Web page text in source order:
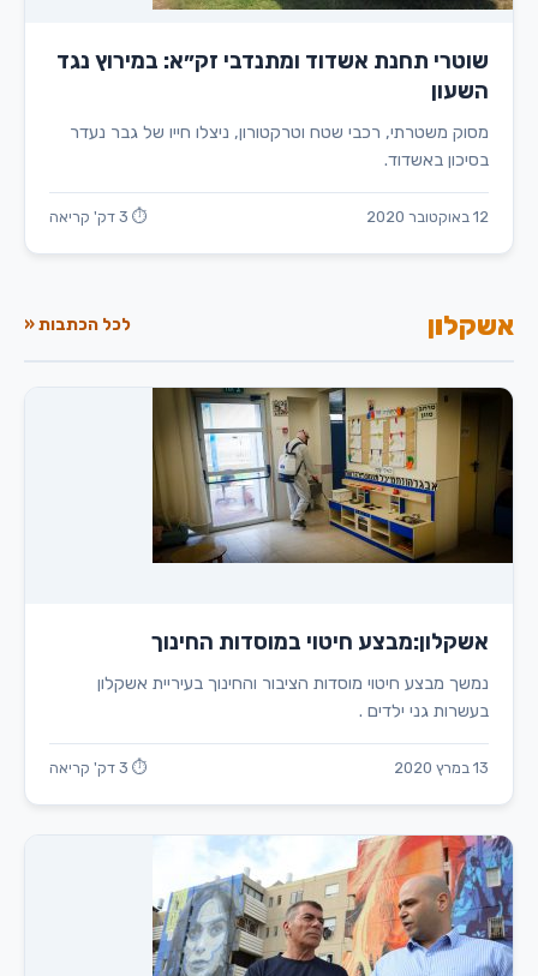
שוטרי תחנת אשדוד ומתנדבי זק״א: במירוץ נגד
השעון
מסוק משטרתי, רכבי שטח וטרקטורון, ניצלו חייו של גבר נעדר
בסיכון באשדוד.
12 באוקטובר 2020 ⏱ 3 דק' קריאה
אשקלון לכל הכתבות «
אשקלון:מבצע חיטוי במוסדות החינוך
נמשך מבצע חיטוי מוסדות הציבור והחינוך בעיריית אשקלון
בעשרות גני ילדים .
13 במרץ 2020 ⏱ 3 דק' קריאה